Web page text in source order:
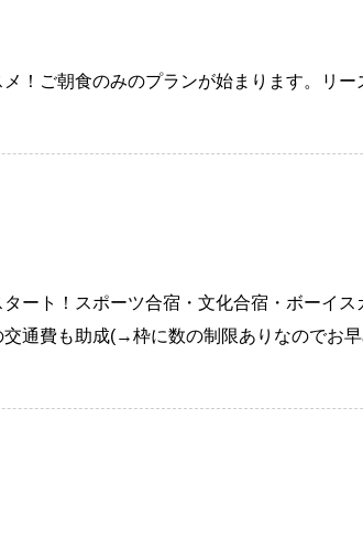
！ご朝食のみのプランが始まります。リ
ート！スポーツ合宿・文化合宿・ボーイ
通費も助成(→枠に数の制限ありなのでお